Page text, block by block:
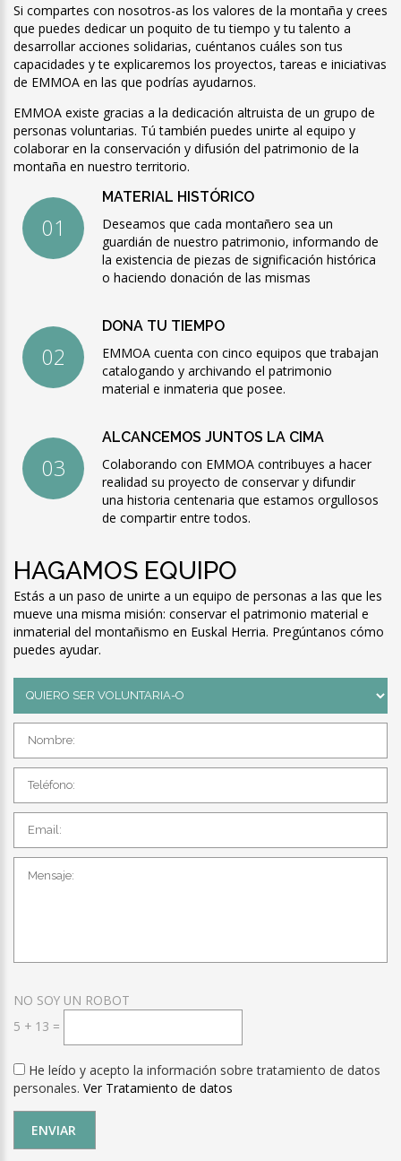
Si compartes con nosotros-as los valores de la montaña y crees
que puedes dedicar un poquito de tu tiempo y tu talento a
desarrollar acciones solidarias, cuéntanos cuáles son tus
capacidades y te explicaremos los proyectos, tareas e iniciativas
de EMMOA en las que podrías ayudarnos.
EMMOA existe gracias a la dedicación altruista de un grupo de
personas voluntarias. Tú también puedes unirte al equipo y
colaborar en la conservación y difusión del patrimonio de la
montaña en nuestro territorio.
MATERIAL HISTÓRICO
Deseamos que cada montañero sea un
guardián de nuestro patrimonio, informando de
la existencia de piezas de significación histórica
o haciendo donación de las mismas
DONA TU TIEMPO
EMMOA cuenta con cinco equipos que trabajan
catalogando y archivando el patrimonio
material e inmateria que posee.
ALCANCEMOS JUNTOS LA CIMA
Colaborando con EMMOA contribuyes a hacer
realidad su proyecto de conservar y difundir
una historia centenaria que estamos orgullosos
de compartir entre todos.
HAGAMOS EQUIPO
Estás a un paso de unirte a un equipo de personas a las que les
mueve una misma misión: conservar el patrimonio material e
inmaterial del montañismo en Euskal Herria. Pregúntanos cómo
puedes ayudar.
NO SOY UN ROBOT
5 + 13 =
He leído y acepto la información sobre tratamiento de datos
personales. Ver Tratamiento de datos